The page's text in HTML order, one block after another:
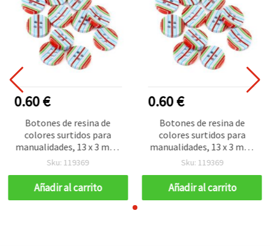
0.60 €
Botones de resina de
colores surtidos para
manualidades, 13 x 3 mm,
agujero de 1 mm - Pack de
Sku: 119369
Añadir al carrito
0.60 €
Botones de resina de
colores surtidos para
manualidades, 13 x 3 mm,
agujero de 1 mm - Pack de
Sku: 119369
Añadir al carrito